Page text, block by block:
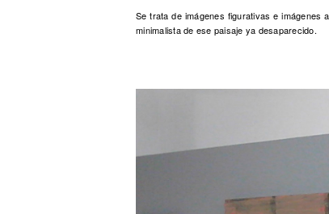
Se trata de imágenes figurativas e
minimalista de ese paisaje ya desaparecido.